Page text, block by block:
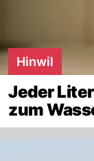
Hinwil
Jeder
zum